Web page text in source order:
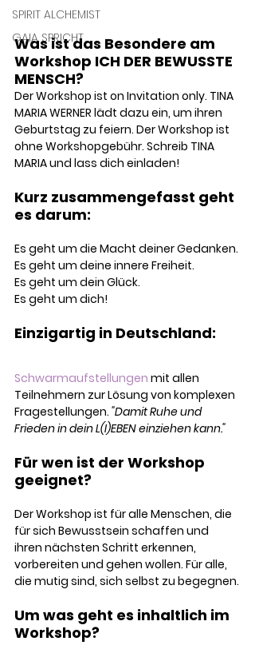
SPIRIT ALCHEMIST
GAIA SPRICHT
Was ist das Besondere am
Workshop ICH DER BEWUSSTE
MENSCH?
Der Workshop ist on Invitation only. TINA
MARIA WERNER lädt dazu ein, um ihren
Geburtstag zu feiern. Der Workshop ist
ohne Workshopgebühr. Schreib TINA
MARIA und lass dich einladen!
Kurz zusammengefasst geht
es darum:
Es geht um die Macht deiner Gedanken.
Es geht um deine innere Freiheit.
Es geht um dein Glück.
Es geht um dich!
Einzigartig in Deutschland:
Schwarmaufstellungen mit allen
Teilnehmern zur Lösung von komplexen
Fragestellungen. "Damit Ruhe und
Frieden in dein L(I)EBEN einziehen kann."
Für wen ist der Workshop
geeignet?
Der Workshop ist für alle Menschen, die
für sich Bewusstsein schaffen und
ihren nächsten Schritt erkennen,
vorbereiten und gehen wollen. Für alle,
die mutig sind, sich selbst zu begegnen.
Um was geht es inhaltlich im
Workshop?